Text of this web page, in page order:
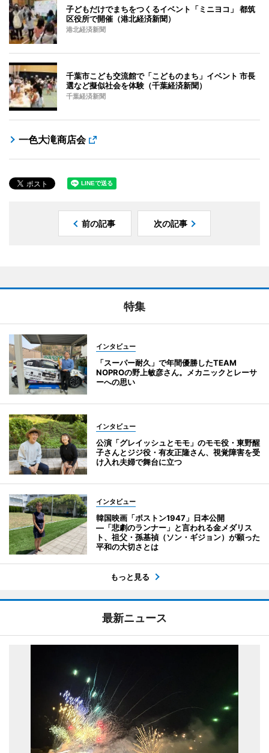
子どもだけでまちをつくるイベント「ミニヨコ」 都筑
区役所で開催（港北経済新聞）
港北経済新聞
千葉市こども交流館で「こどものまち」イベント 市長
選など擬似社会を体験（千葉経済新聞）
千葉経済新聞
一色大滝商店会
前の記事 次の記事
特集
インタビュー
「スーパー耐久」で年間優勝したTEAM
NOPROの野上敏彦さん。メカニックとレーサ
ーへの思い
インタビュー
公演「グレイッシュとモモ」のモモ役・東野醒
子さんとジジ役・有友正隆さん、視覚障害を受
け入れ夫婦で舞台に立つ
インタビュー
韓国映画「ボストン1947」日本公開
―「悲劇のランナー」と言われる金メダリス
ト、祖父・孫基禎（ソン・ギジョン）が願った
平和の大切さとは
もっと見る
最新ニュース